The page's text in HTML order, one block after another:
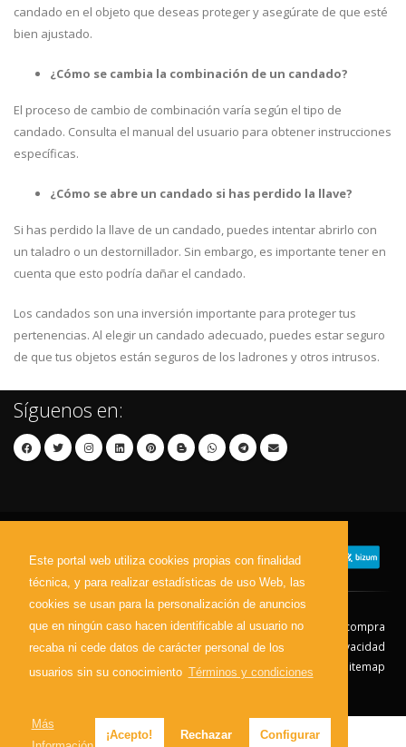
Este portal web utiliza cookies propias con finalidad
técnica, y para realizar estadísticas de uso Web, las
cookies se usan para la personalización de anuncios
que en ningún caso hacen identificable al usuario no
recaba ni cede datos de carácter personal de los
usuarios sin su conocimiento Términos y condiciones
Más
¡Acepto! Rechazar Configurar
candado en el objeto que deseas proteger y asegúrate de que esté
bien ajustado.
¿Cómo se cambia la combinación de un candado?
El proceso de cambio de combinación varía según el tipo de
candado. Consulta el manual del usuario para obtener instrucciones
específicas.
¿Cómo se abre un candado si has perdido la llave?
Si has perdido la llave de un candado, puedes intentar abrirlo con
un taladro o un destornillador. Sin embargo, es importante tener en
cuenta que esto podría dañar el candado.
Los candados son una inversión importante para proteger tus
pertenencias. Al elegir un candado adecuado, puedes estar seguro
de que tus objetos están seguros de los ladrones y otros intrusos.
Síguenos en:
Contacto Aviso Legal
Condiciones de compra
Política de envíos
Política de devolución
Política de Privacidad
Política de Cookies
Sitemap